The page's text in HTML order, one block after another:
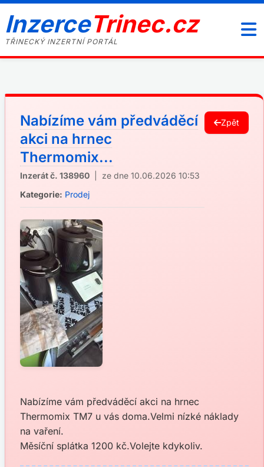
InzerceTrinec.cz
TŘINECKÝ INZERTNÍ PORTÁL
Nabízíme vám předváděcí
akci na hrnec
Thermomix...
Inzerát č. 138960 | ze dne 10.06.2026 10:53
Kategorie: Prodej
Zpět
Nabízíme vám předváděcí akci na hrnec
Thermomix TM7 u vás doma.Velmi nízké náklady
na vaření.
Měsíční splátka 1200 kč.Volejte kdykoliv.